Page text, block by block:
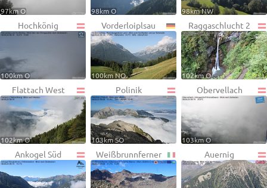
97km O 98km O 98km NW
Hochkönig
100km O
Vorderloiplsau
100km NO
Raggaschlucht 2
102km O
Flattach West
102km O
Polinik
103km SO
Obervellach
103km O
Ankogel Süd Weißbrunnferner Auernig